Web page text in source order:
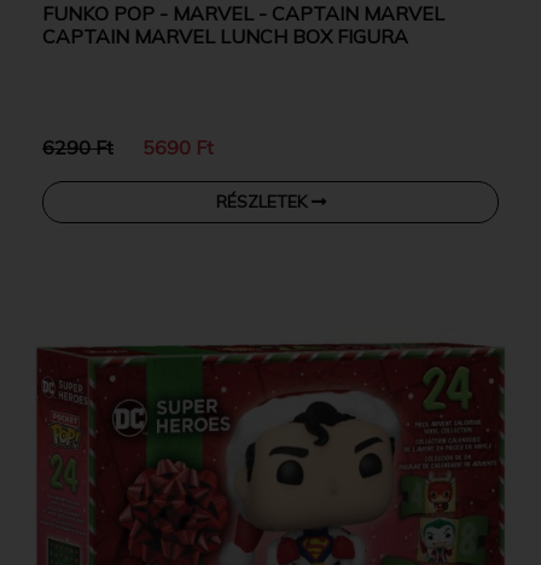
FUNKO POP - MARVEL - CAPTAIN MARVEL
CAPTAIN MARVEL LUNCH BOX FIGURA
6290 Ft 5690 Ft
RÉSZLETEK